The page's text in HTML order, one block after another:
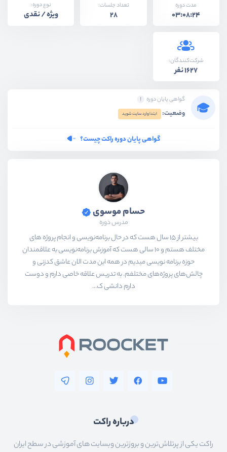
مدت دوره
03:08:24
تعداد جلسات:
28
نوع دوره:
ویژه / نقدی
شرکت‌کنندگان:
1627 نفر
گواهی پایان دوره
وضعیت: ابتدا وارد سایت شوید
گواهی پایان دوره راکت چیست؟
حسام موسوی
مدرس دوره
بیشتر از ۱۵ سال هست که در حال برنامه‌نویسی و انجام پروژه های
مختلف هستم و ۱۰ سالی هست که آموزش برنامه‌نویسی به علاقمندان
حوزه برنامه نویسی میدیم در همه این مدت الان عاشق کدزنی و
چالش‌های پروژه‌های مختلفم. به تدریس علاقه خاصی دارم و دوست
دارم دانشی ک...
درباره راکت
راکت یکی از پرتلاش‌ترین و بروزترین وبسایت های آموزشی در سطح ایران